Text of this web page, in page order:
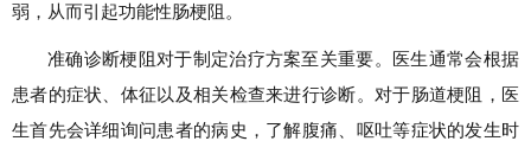
弱，从而引起功能性肠梗阻。
准确诊断梗阻对于制定治疗方案至关重要。医生通常会根据
患者的症状、体征以及相关检查来进行诊断。对于肠道梗阻，医
生首先会详细询问患者的病史，了解腹痛、呕吐等症状的发生时